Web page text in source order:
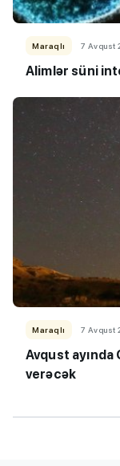
Maraqlı 7 Avqust
Alimlər süni
Maraqlı 7 Avqust
Avqust ayında
verəcək